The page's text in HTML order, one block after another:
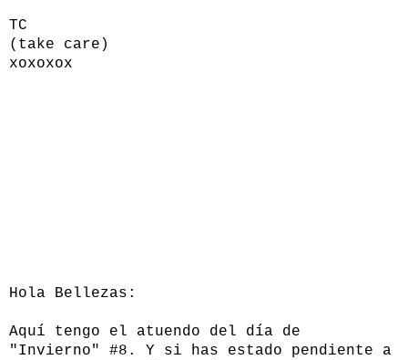
TC
(take care)
xoxoxox
Hola Bellezas:
Aquí tengo el atuendo del día de
"Invierno" #8. Y si has estado pendiente a